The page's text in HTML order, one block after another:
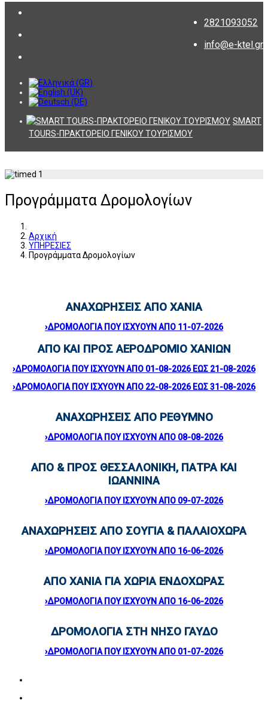
2821093052
info@e-ktel.gr
SMART
TOURS-ΠΡΑΚΤΟΡΕΙΟ ΓΕΝΙΚΟΥ ΤΟΥΡΙΣΜΟΥ
Προγράμματα Δρομολογίων
Αρχική
ΥΠΗΡΕΣΙΕΣ
Προγράμματα Δρομολογίων
ΑΝΑΧΩΡΗΣΕΙΣ ΑΠΟ ΧΑΝΙΑ
›ΔΡΟΜΟΛΟΓΙΑ ΠΟΥ ΙΣΧΥΟΥΝ ΑΠΟ 11-07-2026
ΑΠΟ ΚΑΙ ΠΡΟΣ ΑΕΡΟΔΡΟΜΙΟ ΧΑΝΙΩΝ
›ΔΡΟΜΟΛΟΓΙΑ ΠΟΥ ΙΣΧΥΟΥΝ ΑΠΟ 01-08-2026 ΕΩΣ 21-08-2026
›ΔΡΟΜΟΛΟΓΙΑ ΠΟΥ ΙΣΧΥΟΥΝ ΑΠΟ 22-08-2026 ΕΩΣ 31-08-2026
ΑΝΑΧΩΡΗΣΕΙΣ ΑΠΟ ΡΕΘΥΜΝΟ
›ΔΡΟΜΟΛΟΓΙΑ ΠΟΥ ΙΣΧΥΟΥΝ ΑΠΟ 08-08-2026
ΑΠΟ & ΠΡΟΣ ΘΕΣΣΑΛΟΝΙΚΗ, ΠΑΤΡΑ ΚΑΙ
ΙΩΑΝΝΙΝΑ
›ΔΡΟΜΟΛΟΓΙΑ ΠΟΥ ΙΣΧΥΟΥΝ ΑΠΟ 09-07-2026
ΑΝΑΧΩΡΗΣΕΙΣ ΑΠΟ ΣΟΥΓΙΑ & ΠΑΛΑΙΟΧΩΡΑ
›ΔΡΟΜΟΛΟΓΙΑ ΠΟΥ ΙΣΧΥΟΥΝ ΑΠΟ 16-06-2026
ΑΠΟ ΧΑΝΙΑ ΓΙΑ ΧΩΡΙΑ ΕΝΔΟΧΩΡΑΣ
›ΔΡΟΜΟΛΟΓΙΑ ΠΟΥ ΙΣΧΥΟΥΝ ΑΠΟ 16-06-2026
ΔΡΟΜΟΛΟΓΙΑ ΣΤΗ ΝΗΣΟ ΓΑΥΔΟ
›ΔΡΟΜΟΛΟΓΙΑ ΠΟΥ ΙΣΧΥΟΥΝ ΑΠΟ 01 -07-2026